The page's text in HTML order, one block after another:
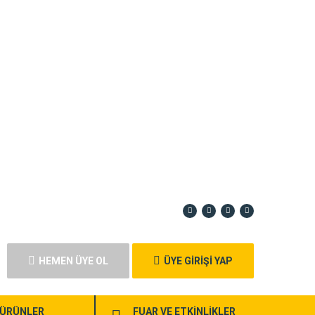
HEMEN ÜYE OL ÜYE GİRİŞİ YAP
ÜRÜNLER FUAR VE ETKİNLİKLER